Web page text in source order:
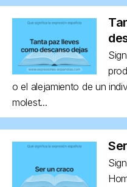
o el alejamiento de un
molest...